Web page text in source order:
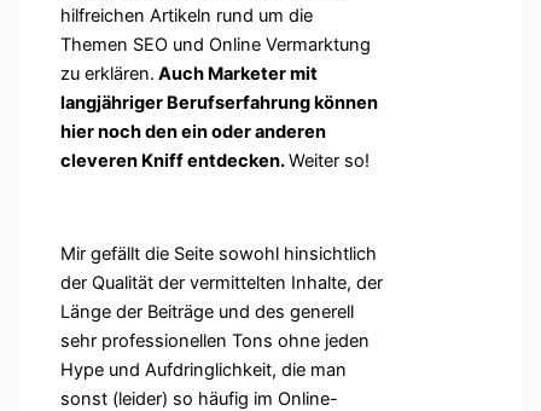
hilfreichen Artikeln rund um die
Themen SEO und Online Vermarktung
zu erklären. Auch Marketer mit
langjähriger Berufserfahrung können
hier noch den ein oder anderen
cleveren Kniff entdecken.Weiter so!
Mir gefällt die Seite sowohl hinsichtlich
der Qualität der vermittelten Inhalte, der
Länge der Beiträge und des generell
sehr professionellen Tons ohne jeden
Hype und Aufdringlichkeit, die man
sonst (leider) so häufig im Online-